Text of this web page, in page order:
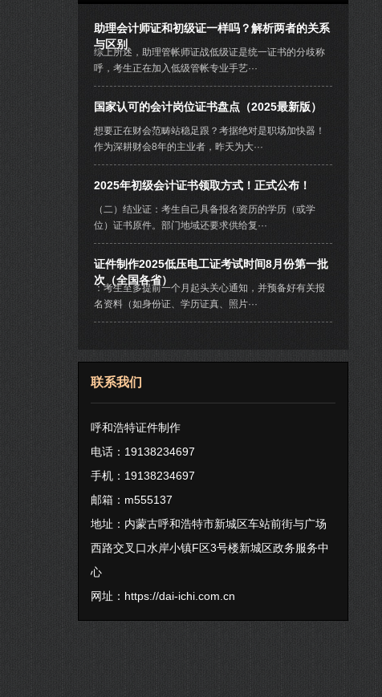
助理会计师证和初级证一样吗？解析两者的关系
与区别
综上所述，助理管帐师证战低级证是统一证书的分歧称
呼，考生正在加入低级管帐专业手艺···
国家认可的会计岗位证书盘点（2025最新版）
想要正在财会范畴站稳足跟？考据绝对是职场加快器！
作为深耕财会8年的主业者，昨天为大···
2025年初级会计证书领取方式！正式公布！
（二）结业证：考生自己具备报名资历的学历（或学
位）证书原件。部门地域还要求供给复···
证件制作2025低压电工证考试时间8月份第一批
次（全国各省）
：考生至多提前一个月起头关心通知，并预备好有关报
名资料（如身份证、学历证真、照片···
联系我们
呼和浩特证件制作
电话：19138234697
手机：19138234697
邮箱：m555137
地址：内蒙古呼和浩特市新城区车站前街与广场
西路交叉口水岸小镇F区3号楼新城区政务服务中
心
网址： https://dai-ichi.com.cn